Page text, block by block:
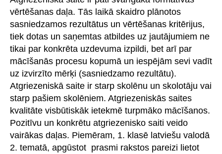
vērtēšanas daļa. Tās laikā skaidro plānotos
sasniedzamos rezultātus un vērtēšanas kritērijus,
tiek dotas un saņemtas atbildes uz jautājumiem ne
tikai par konkrēta uzdevuma izpildi, bet arī par
mācīšanās procesu kopumā un iespējām sevi vadīt
uz izvirzīto mērķi (sasniedzamo rezultātu).
Atgriezeniskā saite ir starp skolēnu un skolotāju vai
starp pašiem skolēniem. Atgriezeniskās saites
kvalitāte visbūtiskāk ietekmē turpmāko mācīšanos.
Pozitīvu un konkrētu atgriezenisko saiti veido
vairākas daļas. Piemēram, 1. klasē latviešu valodā
2. tematā, apgūstot prasmi rakstos pareizi lietot